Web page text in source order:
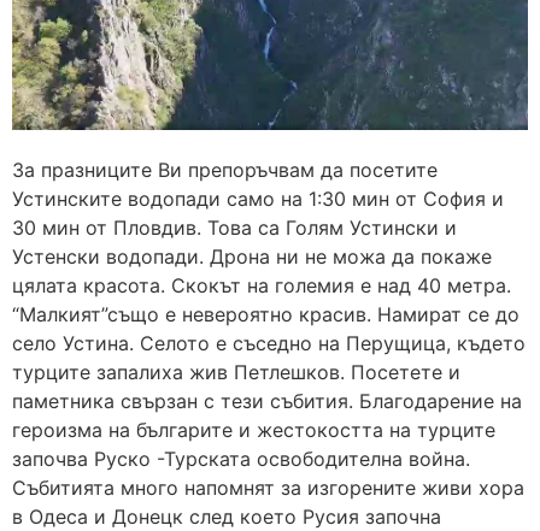
За празниците Ви препоръчвам да посетите
Устинските водопади само на 1:30 мин от София и
30 мин от Пловдив. Това са Голям Устински и
Устенски водопади. Дрона ни не можа да покаже
цялата красота. Скокът на големия е над 40 метра.
“Малкият”също е невероятно красив. Намират се до
село Устина. Селото е съседно на Перущица, където
турците запалиха жив Петлешков. Посетете и
паметника свързан с тези събития. Благодарение на
героизма на българите и жестокостта на турците
започва Руско -Турската освободителна война.
Събитията много напомнят за изгорените живи хора
в Одеса и Донецк след което Русия започна